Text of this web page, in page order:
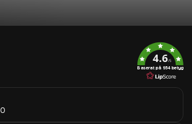
4.6/5
Baserat på 954 betyg